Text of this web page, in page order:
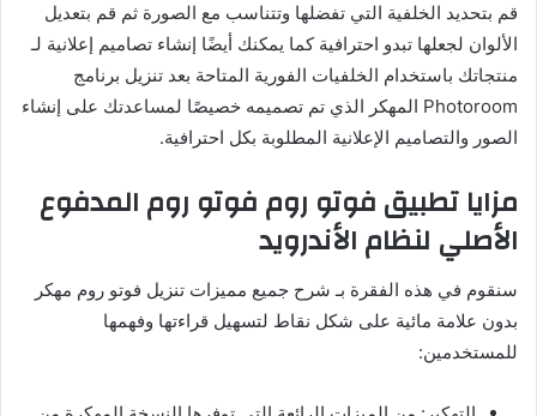
قم بتحديد الخلفية التي تفضلها وتتناسب مع الصورة ثم قم بتعديل
الألوان لجعلها تبدو احترافية كما يمكنك أيضًا إنشاء تصاميم إعلانية لـ
منتجاتك باستخدام الخلفيات الفورية المتاحة بعد تنزيل برنامج
Photoroom المهكر الذي تم تصميمه خصيصًا لمساعدتك على إنشاء
الصور والتصاميم الإعلانية المطلوبة بكل احترافية.
مزايا تطبيق فوتو روم فوتو روم المدفوع
الأصلي لنظام الأندرويد
سنقوم في هذه الفقرة بـ شرح جميع مميزات تنزيل فوتو روم مهكر
بدون علامة مائية على شكل نقاط لتسهيل قراءتها وفهمها
للمستخدمين: